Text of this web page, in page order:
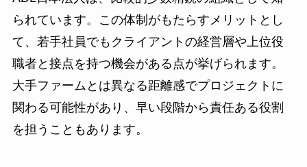
られています。この体制がもたらすメリットとし
て、若手社員でもクライアントの経営層や上位役
職者と接点を持つ機会がある点が挙げられます。
大手ファームとは異なる距離感でプロジェクトに
関わる可能性があり、早い段階から責任ある役割
を担うこともあります。